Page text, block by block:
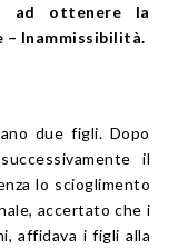
ad ottenere la
– Inammissibilità.
due figli. Dopo
il
lo scioglimento
accertato che i
affidava i figli alla